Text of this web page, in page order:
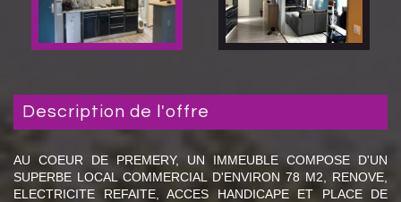
description de l'offre
AU COEUR DE PREMERY, UN IMMEUBLE COMPOSE D'UN
SUPERBE LOCAL COMMERCIAL D'ENVIRON 78 M2, RENOVE,
ELECTRICITE REFAITE, ACCES HANDICAPE ET PLACE DE